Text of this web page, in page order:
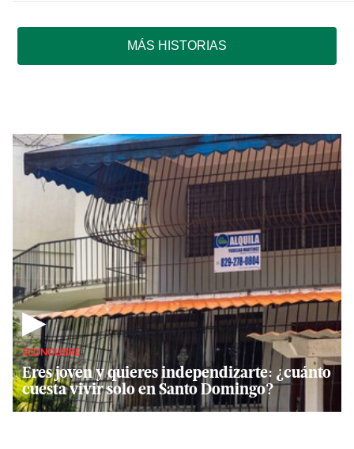
MÁS HISTORIAS
▶
ECONOLIBRE
Eres joven y quieres independizarte: ¿cuánto
cuesta vivir solo en Santo Domingo?